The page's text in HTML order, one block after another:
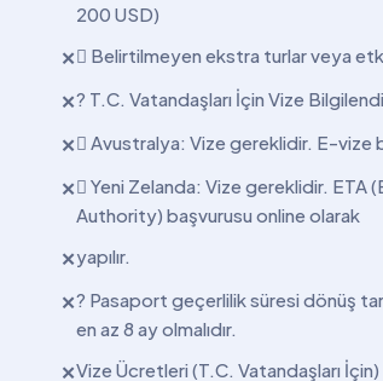
200 USD)
✕ Belirtilmeyen ekstra turlar veya
✕? T.C. Vatandaşları İçin Vize
✕ Avustralya: Vize gereklidir. E-vize
✕ Yeni Zelanda: Vize gereklidir. ETA
Authority) başvurusu online olarak
✕yapılır.
✕? Pasaport geçerlilik süresi dönüş
en az 8 ay olmalıdır.
✕Vize Ücretleri (T.C. Vatandaşları İçin)